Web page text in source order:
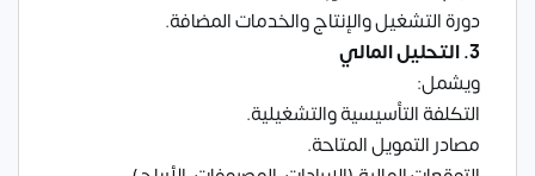
دورة التشغيل والإنتاج والخدمات المضافة.
3. التحليل المالي
ويشمل:
التكلفة التأسيسية والتشغيلية.
مصادر التمويل المتاحة.